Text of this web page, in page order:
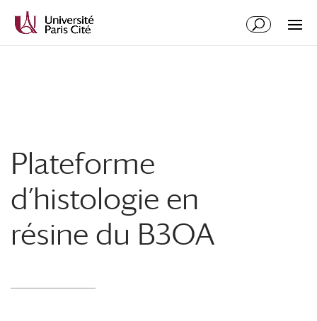
contenu
Plateforme
d’histologie en
résine du B3OA